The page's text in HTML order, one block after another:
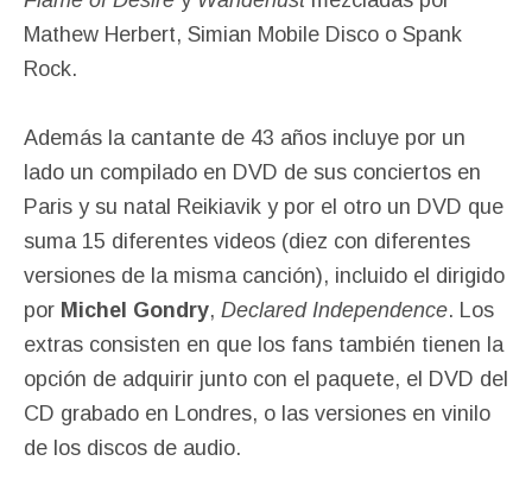
Mathew Herbert, Simian Mobile Disco o Spank
Rock.
Además la cantante de 43 años incluye por un
lado un compilado en DVD de sus conciertos en
Paris y su natal Reikiavik y por el otro un DVD que
suma 15 diferentes videos (diez con diferentes
versiones de la misma canción), incluido el dirigido
por Michel Gondry, Declared Independence. Los
extras consisten en que los fans también tienen la
opción de adquirir junto con el paquete, el DVD del
CD grabado en Londres, o las versiones en vinilo
de los discos de audio.